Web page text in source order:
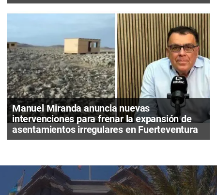
Manuel Miranda anuncia nuevas
intervenciones para frenar la expansión de
asentamientos irregulares en Fuerteventura